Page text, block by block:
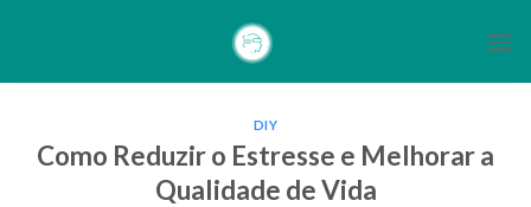
DIY
Como Reduzir o Estresse e Melhorar a
Qualidade de Vida